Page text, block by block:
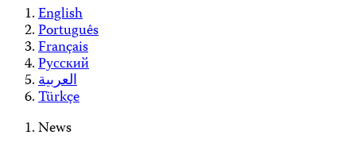
English
Português
Français
Русский
العربية
Türkçe
News